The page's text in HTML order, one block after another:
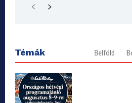
Témák Belföld